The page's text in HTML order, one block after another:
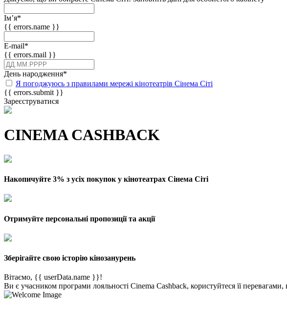
Імʼя*
{{ errors.name }}
E-mail*
{{ errors.mail }}
День народження*
Я погоджуюсь з правилами мережі кінотеатрів Сінема Сіті
{{ errors.submit }}
Зареєструватися
CINEMA CASHBACK
Накопичуйте 3% з усіх покупок у кінотеатрах Сінема Сіті
Отримуйте персональні пропозиції та акції
Зберігайте свою історію кінозанурень
Вітаємо, {{ userData.name }}!
Ви є учасником програми лояльності Cinema Cashback, користуйтеся її